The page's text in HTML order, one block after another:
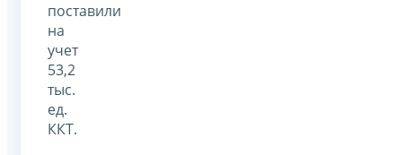
поставили
на
учет
53,2
тыс.
ед.
ККТ.